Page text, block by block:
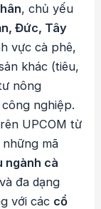
, chủ yếu
Đức, Tây
vực cà phê,
khác (tiêu,
nông
nghiệp.
UPCOM từ
mã
ngành cà
đa dạng
với các cổ